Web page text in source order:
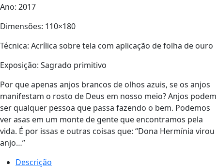
Ano: 2017
Dimensões: 110×180
Técnica: Acrílica sobre tela com aplicação de folha de ouro
Exposição: Sagrado primitivo
Por que apenas anjos brancos de olhos azuis, se os anjos
manifestam o rosto de Deus em nosso meio? Anjos podem
ser qualquer pessoa que passa fazendo o bem. Podemos
ver asas em um monte de gente que encontramos pela
vida. É por issas e outras coisas que: “Dona Hermínia virou
anjo…”
Descrição